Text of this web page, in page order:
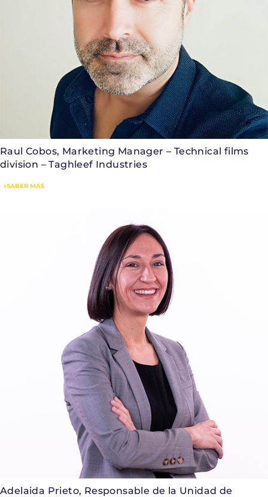
Raul Cobos, Marketing Manager – Technical films
division – Taghleef Industries
SABER MÁS
Adelaida Prieto, Responsable de la Unidad de